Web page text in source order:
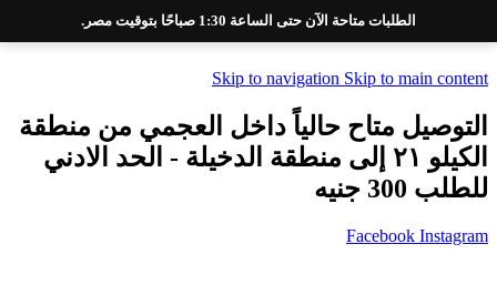
Skip to navigation Skip to main content
التوصيل متاح حالياً داخل العجمي من منطقة
الكيلو ٢١ إلى منطقة الدخيلة - الحد الادني
للطلب 300 جنيه
Facebook Instagram
الطلبات متاحة الآن حتى الساعة 1:30 صباحًا بتوقيت مصر.